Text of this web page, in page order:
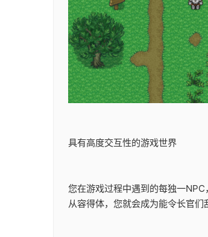
具有高度交互性的游戏世界
您在游戏过程中遇到的每独一
从容得体，您就会成为能令长官